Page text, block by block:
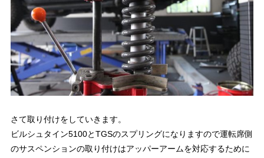
さて取り付けをしていきます。
ビルシュタイン5100とTGSのスプリングになりますので運転席側
のサスペンションの取り付けはアッパーアームを対応するために